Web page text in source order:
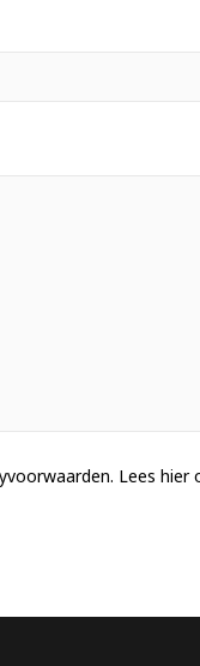
Lees hier